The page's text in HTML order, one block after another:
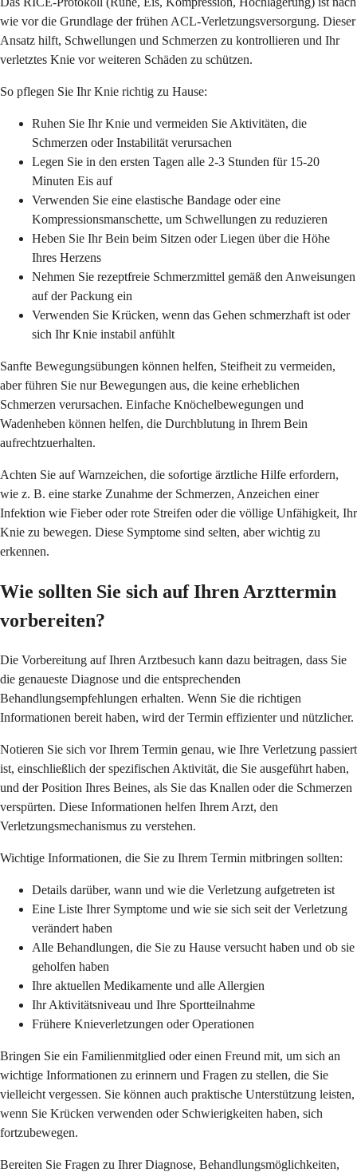
wie vor die Grundlage der frühen ACL-Verletzungsversorgung. Dieser
Ansatz hilft, Schwellungen und Schmerzen zu kontrollieren und Ihr
verletztes Knie vor weiteren Schäden zu schützen.
So pflegen Sie Ihr Knie richtig zu Hause:
Ruhen Sie Ihr Knie und vermeiden Sie Aktivitäten, die
Schmerzen oder Instabilität verursachen
Legen Sie in den ersten Tagen alle 2-3 Stunden für 15-20
Minuten Eis auf
Verwenden Sie eine elastische Bandage oder eine
Kompressionsmanschette, um Schwellungen zu reduzieren
Heben Sie Ihr Bein beim Sitzen oder Liegen über die Höhe
Ihres Herzens
Nehmen Sie rezeptfreie Schmerzmittel gemäß den Anweisungen
auf der Packung ein
Verwenden Sie Krücken, wenn das Gehen schmerzhaft ist oder
sich Ihr Knie instabil anfühlt
Sanfte Bewegungsübungen können helfen, Steifheit zu vermeiden,
aber führen Sie nur Bewegungen aus, die keine erheblichen
Schmerzen verursachen. Einfache Knöchelbewegungen und
Wadenheben können helfen, die Durchblutung in Ihrem Bein
aufrechtzuerhalten.
Achten Sie auf Warnzeichen, die sofortige ärztliche Hilfe erfordern,
wie z. B. eine starke Zunahme der Schmerzen, Anzeichen einer
Infektion wie Fieber oder rote Streifen oder die völlige Unfähigkeit, Ihr
Knie zu bewegen. Diese Symptome sind selten, aber wichtig zu
erkennen.
Wie sollten Sie sich auf Ihren Arzttermin
vorbereiten?
Die Vorbereitung auf Ihren Arztbesuch kann dazu beitragen, dass Sie
die genaueste Diagnose und die entsprechenden
Behandlungsempfehlungen erhalten. Wenn Sie die richtigen
Informationen bereit haben, wird der Termin effizienter und nützlicher.
Notieren Sie sich vor Ihrem Termin genau, wie Ihre Verletzung passiert
ist, einschließlich der spezifischen Aktivität, die Sie ausgeführt haben,
und der Position Ihres Beines, als Sie das Knallen oder die Schmerzen
verspürten. Diese Informationen helfen Ihrem Arzt, den
Verletzungsmechanismus zu verstehen.
Wichtige Informationen, die Sie zu Ihrem Termin mitbringen sollten:
Details darüber, wann und wie die Verletzung aufgetreten ist
Eine Liste Ihrer Symptome und wie sie sich seit der Verletzung
verändert haben
Alle Behandlungen, die Sie zu Hause versucht haben und ob sie
geholfen haben
Ihre aktuellen Medikamente und alle Allergien
Ihr Aktivitätsniveau und Ihre Sportteilnahme
Frühere Knieverletzungen oder Operationen
Bringen Sie ein Familienmitglied oder einen Freund mit, um sich an
wichtige Informationen zu erinnern und Fragen zu stellen, die Sie
vielleicht vergessen. Sie können auch praktische Unterstützung leisten,
wenn Sie Krücken verwenden oder Schwierigkeiten haben, sich
fortzubewegen.
Bereiten Sie Fragen zu Ihrer Diagnose, Behandlungsmöglichkeiten,